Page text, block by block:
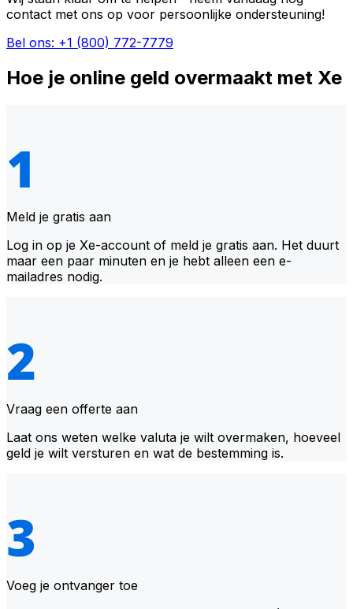
contact met ons op voor persoonlijke ondersteuning!
Bel ons: +1 (800) 772-7779
Hoe je online geld overmaakt met Xe
Meld je gratis aan
Log in op je Xe-account of meld je gratis aan. Het duurt
maar een paar minuten en je hebt alleen een e-
mailadres nodig.
Vraag een offerte aan
Laat ons weten welke valuta je wilt overmaken, hoeveel
geld je wilt versturen en wat de bestemming is.
Voeg je ontvanger toe